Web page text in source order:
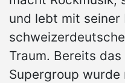
und lebt mit seiner
Traum. Bereits
Supergroup wurde